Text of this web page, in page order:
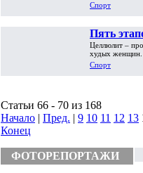
Спорт
Пять
Целлюлит –
худых женщин.
Спорт
Статьи 66 - 70 из 168
Начало | Пред. | 9 10 11 12 13
Конец
ФОТОРЕПОРТАЖИ